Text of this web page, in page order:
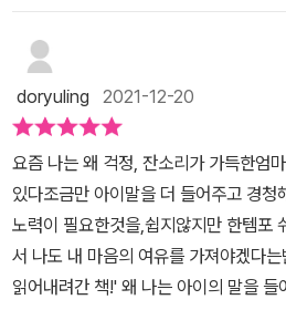
이로 만드는 행위에 해당하며, 아이를
을 받아주는 행위에 해당합니다. P64 “
에 남편이 출근하는 것을 못봤어. 그런
혼자 출근 준비를 하려니 참 쓸쓸하더
은 참 쓸쓸한 일이야’라고 하는 것야. 물
대는 것도 아니었어. 자기가 느꼈던 감
기분은 좋더라. 그런데 그 말을 듣는 순
하게 말할 수 있으면 좋겠다는 생각을
부싸움에서 남편이든 아내든 정말 하고
니다. 상대방에게 정말로 하고 싶은 말
doryuling 2021-12-20
요즘 나는 왜 걱정, 잔소리가 가득한엄
있다조금만 아이말을 더 들어주고 경청
노력이 필요한것을,쉽지않지만 한템포
서 나도 내 마음의 여유를 가져야겠다
읽어내려간 책!' 왜 나는 아이의 말을